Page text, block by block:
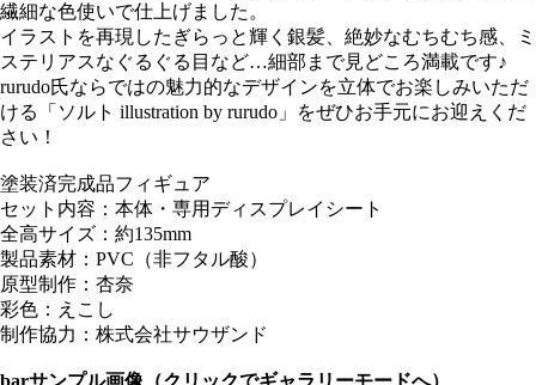
繊細な色使いで仕上げました。
イラストを再現したぎらっと輝く銀髪、絶妙なむちむち感、ミ
ステリアスなぐるぐる目など…細部まで見どころ満載です♪
rurudo氏ならではの魅力的なデザインを立体でお楽しみいただ
ける「ソルト illustration by rurudo」をぜひお手元にお迎えくだ
さい！
塗装済完成品フィギュア
セット内容：本体・専用ディスプレイシート
全高サイズ：約135mm
製品素材：PVC（非フタル酸）
原型制作：杏奈
彩色：えこし
制作協力：株式会社サウザンド
barサンプル画像（クリックでギャラリーモードへ）